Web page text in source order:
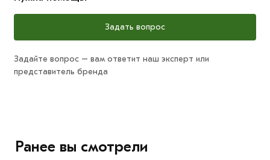
Задать вопрос
Задайте вопрос – вам ответит наш эксперт или
представитель бренда
Ранее вы смотрели